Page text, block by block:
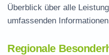
Überblick über alle
umfassenden
Regionale